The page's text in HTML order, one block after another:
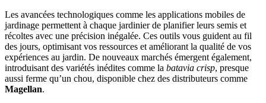
Les avancées technologiques comme les applications mobiles de
jardinage permettent à chaque jardinier de planifier leurs semis et
récoltes avec une précision inégalée. Ces outils vous guident au fil
des jours, optimisant vos ressources et améliorant la qualité de vos
expériences au jardin. De nouveaux marchés émergent également,
introduisant des variétés inédites comme la batavia crisp, presque
aussi ferme qu’un chou, disponible chez des distributeurs comme
Magellan.